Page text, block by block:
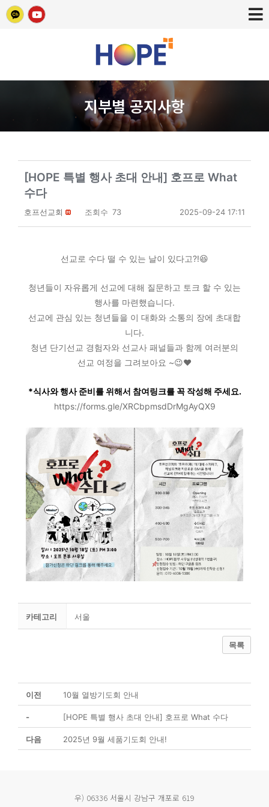
지부별 공지사항
[HOPE 특별 행사 초대 안내] 호프로 What
수다
호프선교회 조회수 73 2025-09-24 17:11
선교로 수다 떨 수 있는 날이 있다고?!😆
청년들이 자유롭게 선교에 대해 질문하고 토크 할 수 있는
행사를 마련했습니다.
선교에 관심 있는 청년들을 이 대화와 소통의 장에 초대합
니다.
청년 단기선교 경험자와 선교사 패널들과 함께 여러분의
선교 여정을 그려보아요 ~😉♥
*식사와 행사 준비를 위해서 참여링크를 꼭 작성해 주세요.
https://forms.gle/XRCbpmsdDrMgAyQX9
카테고리 서울
목록
이전 10월 열방기도회 안내
- [HOPE 특별 행사 초대 안내] 호프로 What 수다
다음 2025년 9월 세품기도회 안내!
우) 06336 서울시 강남구 개포로 619